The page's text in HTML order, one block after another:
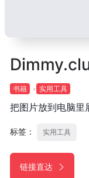
书籍 实用工具
把图片放到电脑里
标签： 实用工具
链接直达